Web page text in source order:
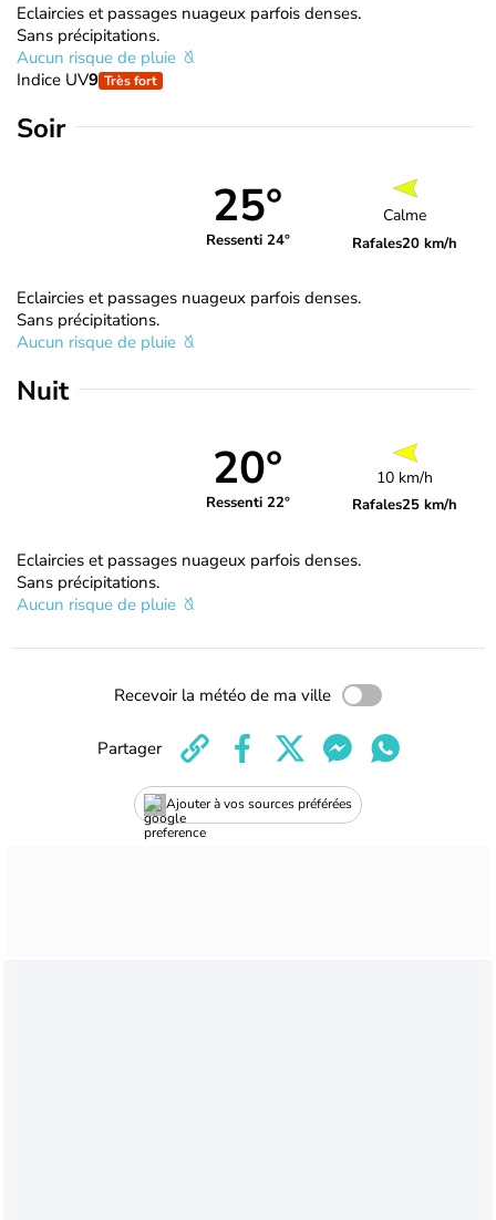
Eclaircies et passages nuageux parfois denses.
Sans précipitations.
Aucun risque de pluie
Indice UV9 Très fort
Soir
25°
Ressenti 24°
Calme
Rafales20 km/h
Eclaircies et passages nuageux parfois denses.
Sans précipitations.
Aucun risque de pluie
Nuit
20°
Ressenti 22°
10 km/h
Rafales25 km/h
Eclaircies et passages nuageux parfois denses.
Sans précipitations.
Aucun risque de pluie
Recevoir la météo de ma ville
Ajouter à vos sources préférées
Partager